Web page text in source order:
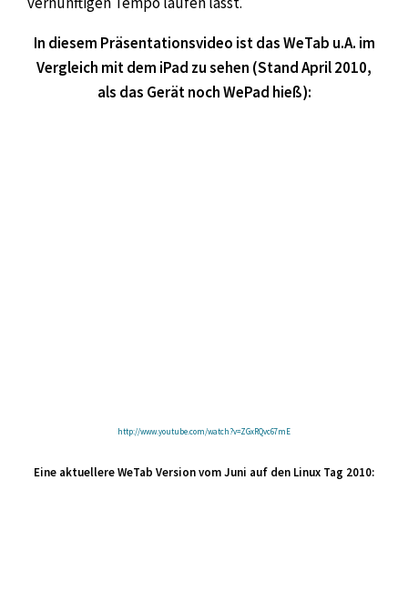
In diesem Präsentationsvideo ist das WeTab u.A. im
Vergleich mit dem iPad zu sehen (Stand April 2010,
als das Gerät noch WePad hieß):
http://www.youtube.com/watch?v=ZGxRQvc67mE
Eine aktuellere WeTab Version vom Juni auf den Linux Tag 2010: